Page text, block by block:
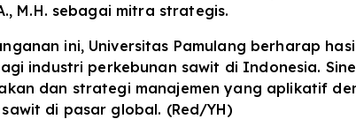
M.H. sebagai mitra strategis.
ini, Universitas Pamulang berharap
industri perkebunan sawit di Indonesia.
dan strategi manajemen yang aplikatif
di pasar global. (Red/YH)